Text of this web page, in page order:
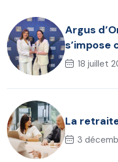
Argus
s’impose
18 juillet
La
3